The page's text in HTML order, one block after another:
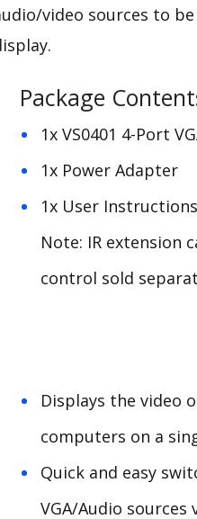
video sources to
Package
1x VS0401 4-Port
1x Power Adapter
1x User Instructions
Note: IR extension
control sold
Displays the video
computers on a
Quick and easy
VGA/Audio